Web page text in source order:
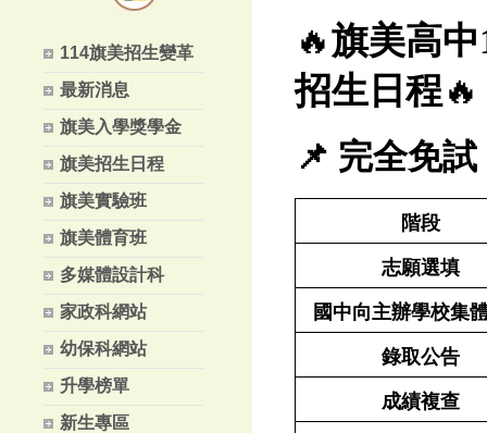
114旗美招生變革
最新消息
旗美入學獎學金
旗美招生日程
旗美實驗班
旗美體育班
多媒體設計科
家政科網站
幼保科網站
升學榜單
新生專區
🔥旗美高中
招生日程🔥
📌 完全免
階段
志願選填
國中向主辦學校集
錄取公告
成績複查